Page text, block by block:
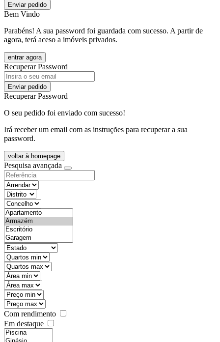
Enviar pedido
Bem Vindo
Parabéns! A sua password foi guardada com sucesso. A partir de
agora, terá aceso a imóveis privados.
entrar agora
Recuperar Password
Enviar pedido
Recuperar Password
O seu pedido foi enviado com sucesso!
Irá receber um email com as instruções para recuperar a sua
password.
voltar à homepage
Pesquisa avançada
objective
districtId
countyId
types
state
mintypo
maxtypo
minarea
maxarea
minprice
maxprice
Com rendimento
Em destaque
features